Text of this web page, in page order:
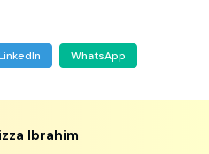
WhatsApp
Ibrahim